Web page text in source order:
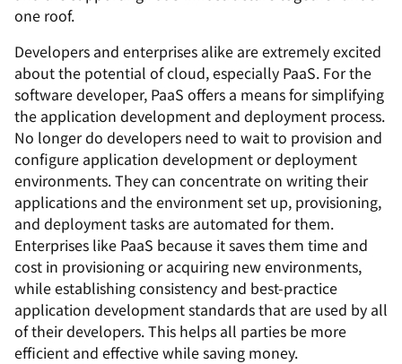
one roof.
Developers and enterprises alike are extremely excited
about the potential of cloud, especially PaaS. For the
software developer, PaaS offers a means for simplifying
the application development and deployment process.
No longer do developers need to wait to provision and
configure application development or deployment
environments. They can concentrate on writing their
applications and the environment set up, provisioning,
and deployment tasks are automated for them.
Enterprises like PaaS because it saves them time and
cost in provisioning or acquiring new environments,
while establishing consistency and best-practice
application development standards that are used by all
of their developers. This helps all parties be more
efficient and effective while saving money.